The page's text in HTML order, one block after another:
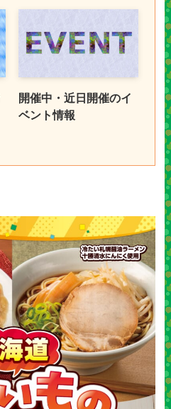
開催中・近日開催のイ
ベント情報